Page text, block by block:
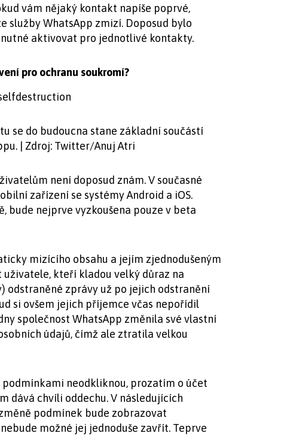
vám nějaký kontakt napíše poprvé,
služby WhatsApp zmizí. Doposud bylo
aktivovat pro jednotlivé kontakty.
pro ochranu soukromí?
se do budoucna stane základní součástí
| Zdroj: Twitter/Anuj Atri
není doposud znám. V současné
zařízení se systémy Android a iOS.
bude nejprve vyzkoušena pouze v beta
mizícího obsahu a jejím zjednodušeným
kteří kladou velký důraz na
odstraněné zprávy už po jejich odstranění
si ovšem jejich příjemce včas nepořídil
společnost WhatsApp změnila své vlastní
údajů, čímž ale ztratila velkou
podmínkami neodkliknou, prozatím o účet
dává chvíli oddechu. V následujících
podmínek bude zobrazovat
možné jej jednoduše zavřít. Teprve